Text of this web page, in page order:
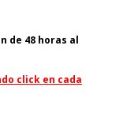
de 48 horas al
click en cada